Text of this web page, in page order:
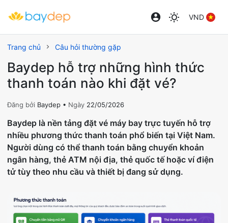
VND
Trang chủ Câu hỏi thường gặp
Baydep hỗ trợ những hình thức
thanh toán nào khi đặt vé?
Đăng bởi Baydep • Ngày 22/05/2026
Baydep là nền tảng đặt vé máy bay trực tuyến hỗ trợ
nhiều phương thức thanh toán phổ biến tại Việt Nam.
Người dùng có thể thanh toán bằng chuyển khoản
ngân hàng, thẻ ATM nội địa, thẻ quốc tế hoặc ví điện
tử tùy theo nhu cầu và thiết bị đang sử dụng.